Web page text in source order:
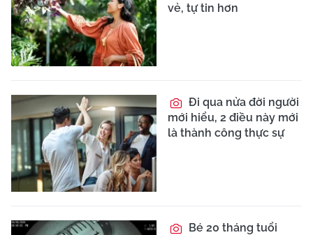
vẻ, tự tin hơn
Đi qua nửa đời người
mới hiểu, 2 điều này mới
là thành công thực sự
Bé 20 tháng tuổi